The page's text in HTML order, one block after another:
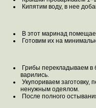
Кипятим воду, в нее
В этот маринад
Готовим их на
Грибы перекладываем в
варились.
Укупориваем заготовку,
ненужным одеялом.
После полного